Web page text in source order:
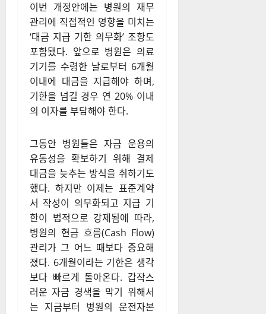
이번 개정안에는 병원의 재무
관리에 직접적인 영향을 미치는
‘대금 지급 기한 의무화’ 조항도
포함됐다. 앞으로 병원은 의료
기기를 수령한 날로부터 6개월
이내에 대금을 지급해야 하며,
기한을 넘길 경우 연 20% 이내
의 이자를 부담해야 한다.
그동안 병원들은 자금 운용의
유동성을 확보하기 위해 결제
대금을 늦추는 방식을 취하기도
했다. 하지만 이제는 표준계약
서 작성이 의무화되고 지급 기
한이 법적으로 강제됨에 따라,
병원의 현금 흐름(Cash Flow)
관리가 그 어느 때보다 중요해
졌다. 6개월이라는 기한은 생각
보다 빠르게 돌아온다. 갑작스
러운 자금 경색을 막기 위해서
는 지금부터 병원의 운전자본